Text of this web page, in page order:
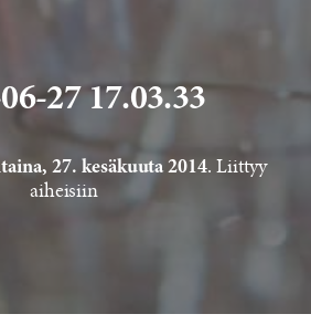
27 17.03.33
27. kesäkuuta 2014. Liittyy
aiheisiin